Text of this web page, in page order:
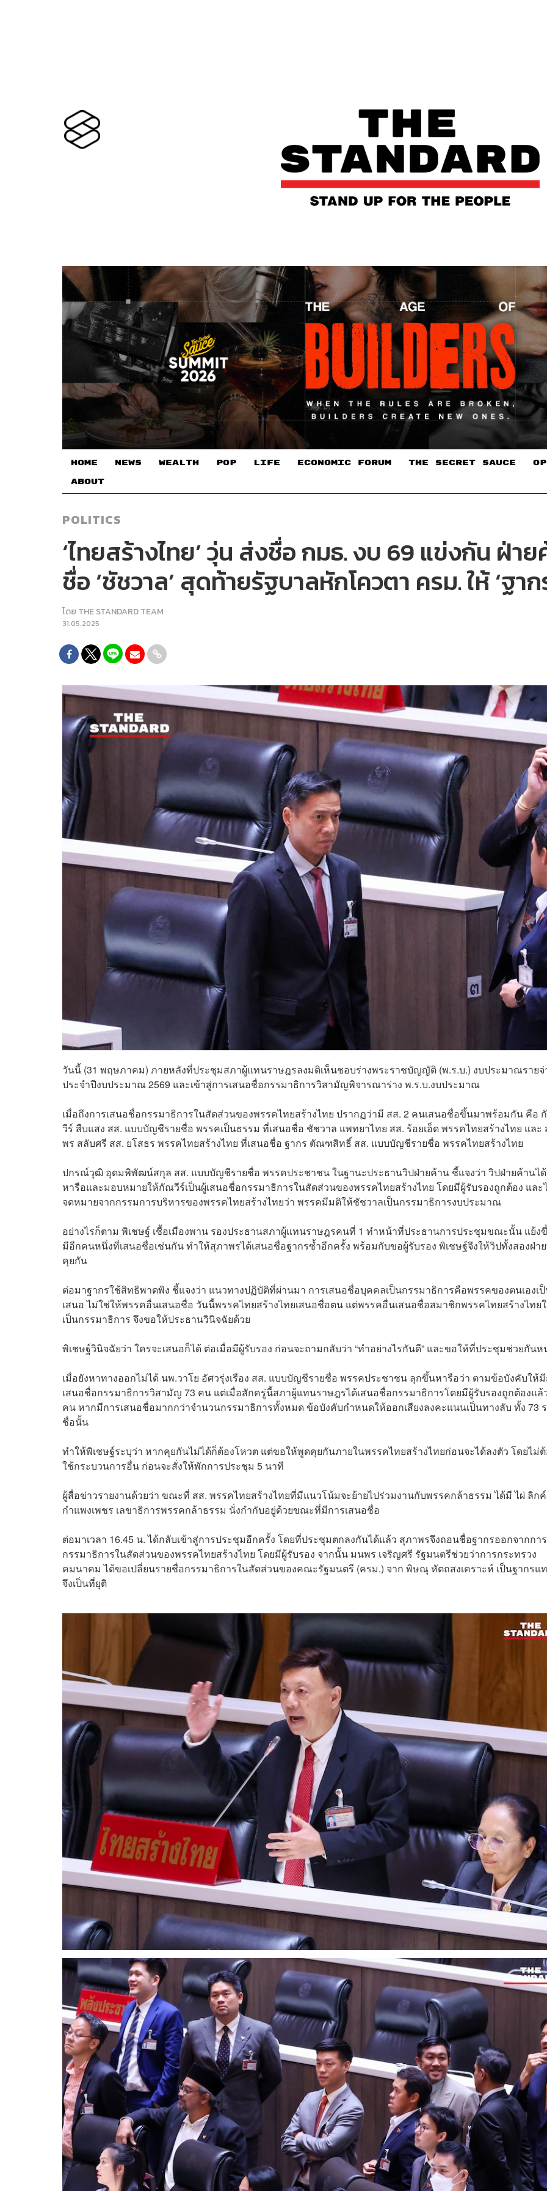
HOME NEWS WEALTH POP LIFE ECONOMIC FORUM THE SECRET SAUCE​
ABOUT
POLITICS
‘ไทยสร้างไทย’ วุ่น ส่งชื่อ กมธ. งบ 69 แข่งกัน ฝ่า
ชื่อ ‘ชัชวาล’ สุดท้ายรัฐบาลหักโควตา ครม. ให้ ‘ฐา
โดย THE STANDARD TEAM
31.05.2025
วันนี้ (31 พฤษภาคม) ภายหลังที่ประชุมสภาผู้แทนราษฎรลงมติเห็นชอบร่างพระราชบัญญัติ (พ.ร.บ.) งบประมาณรายจ่
ประจำปีงบประมาณ 2569 และเข้าสู่การเสนอชื่อกรรมาธิการวิสามัญพิจารณาร่าง พ.ร.บ.งบประมาณ
เมื่อถึงการเสนอชื่อกรรมาธิการในสัดส่วนของพรรคไทยสร้างไทย ปรากฏว่ามี สส. 2 คนเสนอชื่อขึ้นมาพร้อมกัน คือ
วีร์ สืบแสง สส. แบบบัญชีรายชื่อ พรรคเป็นธรรม ที่เสนอชื่อ ชัชวาล แพทยาไทย สส. ร้อยเอ็ด พรรคไทยสร้างไทย และ
พร สลับศรี สส. ยโสธร พรรคไทยสร้างไทย ที่เสนอชื่อ ฐากร ตัณฑสิทธิ์ สส. แบบบัญชีรายชื่อ พรรคไทยสร้างไทย
ปกรณ์วุฒิ อุดมพิพัฒน์สกุล สส. แบบบัญชีรายชื่อ พรรคประชาชน ในฐานะประธานวิปฝ่ายค้าน ชี้แจงว่า วิปฝ่ายค้านได้
หารือและมอบหมายให้กัณวีร์เป็นผู้เสนอชื่อกรรมาธิการในสัดส่วนของพรรคไทยสร้างไทย โดยมีผู้รับรองถูกต้อง และ
จดหมายจากกรรมการบริหารของพรรคไทยสร้างไทยว่า พรรคมีมติให้ชัชวาลเป็นกรรมาธิการงบประมาณ
อย่างไรก็ตาม พิเชษฐ์ เชื้อเมืองพาน รองประธานสภาผู้แทนราษฎรคนที่ 1 ทำหน้าที่ประธานการประชุมขณะนั้น แย้ง
มีอีกคนหนึ่งที่เสนอชื่อเช่นกัน ทำให้สุภาพรได้เสนอชื่อฐากรซ้ำอีกครั้ง พร้อมกับขอผู้รับรอง พิเชษฐ์จึงให้วิปทั้งสองฝ่า
คุยกัน
ต่อมาฐากรใช้สิทธิพาดพิง ชี้แจงว่า แนวทางปฏิบัติที่ผ่านมา การเสนอชื่อบุคคลเป็นกรรมาธิการคือพรรคของตนเองเ
เสนอ ไม่ใช่ให้พรรคอื่นเสนอชื่อ วันนี้พรรคไทยสร้างไทยเสนอชื่อตน แต่พรรคอื่นเสนอชื่อสมาชิกพรรคไทยสร้างไทย
เป็นกรรมาธิการ จึงขอให้ประธานวินิจฉัยด้วย
พิเชษฐ์วินิจฉัยว่า ใครจะเสนอก็ได้ ต่อเมื่อมีผู้รับรอง ก่อนจะถามกลับว่า “ทำอย่างไรกันดี” และขอให้ที่ประชุมช่วยกันห
เมื่อยังหาทางออกไม่ได้ นพ.วาโย อัศวรุ่งเรือง สส. แบบบัญชีรายชื่อ พรรคประชาชน ลุกขึ้นหารือว่า ตามข้อบังคับให้
เสนอชื่อกรรมาธิการวิสามัญ 73 คน แต่เมื่อสักครู่นี้สภาผู้แทนราษฎรได้เสนอชื่อกรรมาธิการโดยมีผู้รับรองถูกต้องแล้
คน หากมีการเสนอชื่อมากกว่าจำนวนกรรมาธิการทั้งหมด ข้อบังคับกำหนดให้ออกเสียงลงคะแนนเป็นทางลับ ทั้ง 73
ชื่อนั้น
ทำให้พิเชษฐ์ระบุว่า หากคุยกันไม่ได้ก็ต้องโหวต แต่ขอให้พูดคุยกันภายในพรรคไทยสร้างไทยก่อนจะได้ลงตัว โดยไม่
ใช้กระบวนการอื่น ก่อนจะสั่งให้พักการประชุม 5 นาที
ผู้สื่อข่าวรายงานด้วยว่า ขณะที่ สส. พรรคไทยสร้างไทยที่มีแนวโน้มจะย้ายไปร่วมงานกับพรรคกล้าธรรม ได้มี ไผ่ ลิก
กำแพงเพชร เลขาธิการพรรคกล้าธรรม นั่งกำกับอยู่ด้วยขณะที่มีการเสนอชื่อ
ต่อมาเวลา 16.45 น. ได้กลับเข้าสู่การประชุมอีกครั้ง โดยที่ประชุมตกลงกันได้แล้ว สุภาพรจึงถอนชื่อฐากรออกจากกา
กรรมาธิการในสัดส่วนของพรรคไทยสร้างไทย โดยมีผู้รับรอง จากนั้น มนพร เจริญศรี รัฐมนตรีช่วยว่าการกระทรวง
คมนาคม ได้ขอเปลี่ยนรายชื่อกรรมาธิการในสัดส่วนของคณะรัฐมนตรี (ครม.) จาก พิษณุ หัตถสงเคราะห์ เป็นฐากรแ
จึงเป็นที่ยุติ